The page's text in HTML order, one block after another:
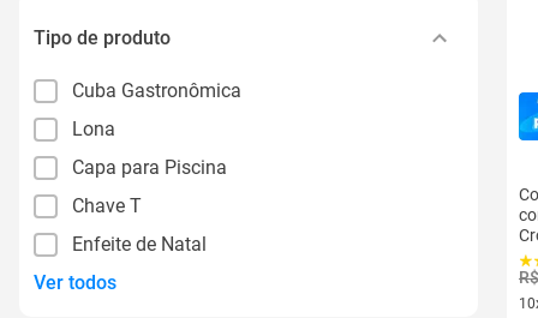
Tipo de produto
Cuba Gastronômica
Lona
Capa para Piscina
Chave T
Enfeite de Natal
Ver todos